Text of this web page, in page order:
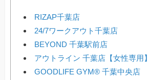
RIZAP千葉店
24/7ワークアウト千葉店
BEYOND 千葉駅前店
アウトライン 千葉店【女性専用】
GOODLIFE GYM® 千葉中央店